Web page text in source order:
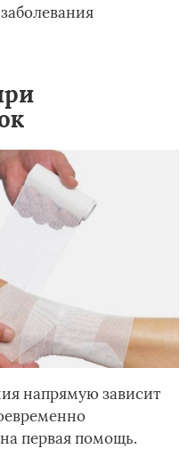
напрямую зависит
первая помощь.